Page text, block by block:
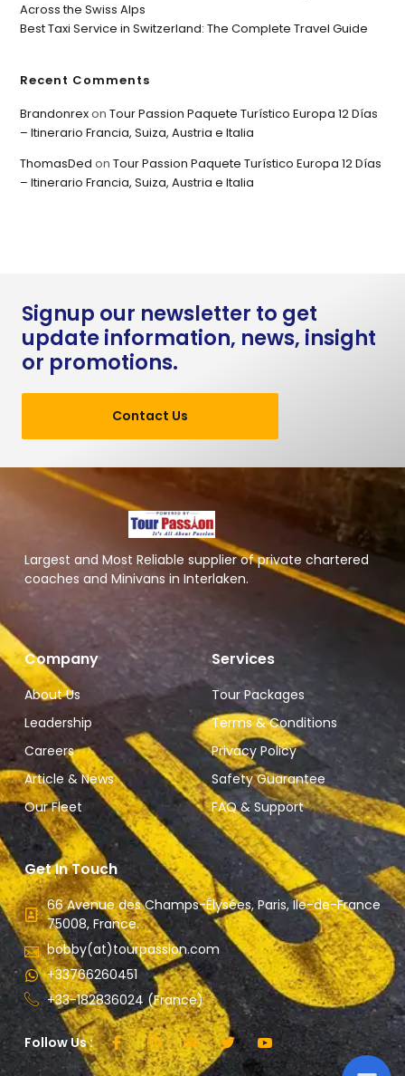
Across the Swiss Alps
Best Taxi Service in Switzerland: The Complete Travel Guide
Recent Comments
BrandonrexonTour Passion Paquete Turístico Europa 12 Días
– Itinerario Francia, Suiza, Austria e Italia
ThomasDed onTour Passion Paquete Turístico Europa 12 Días
– Itinerario Francia, Suiza, Austria e Italia
Signup our newsletter to get
update information, news, insight
or promotions.
Contact Us
Largest and Most Reliable supplier of private chartered
coaches and Minivans in Interlaken.
Company
About Us
Leadership
Careers
Article & News
Our Fleet
Services
Tour Packages
Terms & Conditions
Privacy Policy
Safety Guarantee
FAQ & Support
Get In Touch
66 Avenue des Champs-Élysées, Paris, Ile-de-France
75008, France.
bobby(at)tourpassion.com
+33766260451
+33-182836024 (France)
Follow Us :